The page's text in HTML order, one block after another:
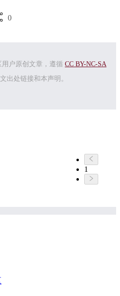
0
户原创文章，遵循 CC BY-NC-SA
出处链接和本声明。
1